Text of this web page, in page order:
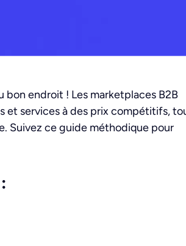
bon endroit ! Les marketplaces B2B
et services à des prix compétitifs,
Suivez ce guide méthodique pour